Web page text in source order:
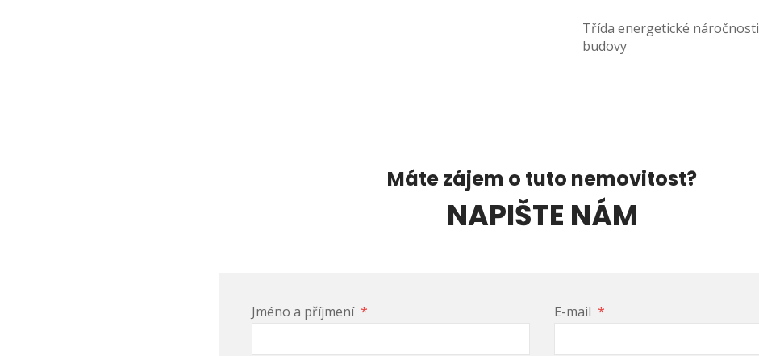
Třída energetické náročnosti
budovy
Máte zájem o tuto nemovitost?
NAPIŠTE NÁM
Jméno a příjmení * E-mail *